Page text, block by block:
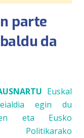
parte
da
Euskal
egin du
eta Eusko
Politikarako